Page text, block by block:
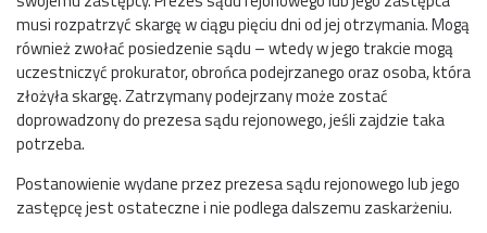
musi rozpatrzyć skargę w ciągu pięciu dni od jej otrzymania. Mogą
również zwołać posiedzenie sądu – wtedy w jego trakcie mogą
uczestniczyć prokurator, obrońca podejrzanego oraz osoba, która
złożyła skargę. Zatrzymany podejrzany może zostać
doprowadzony do prezesa sądu rejonowego, jeśli zajdzie taka
potrzeba.
Postanowienie wydane przez prezesa sądu rejonowego lub jego
zastępcę jest ostateczne i nie podlega dalszemu zaskarżeniu.